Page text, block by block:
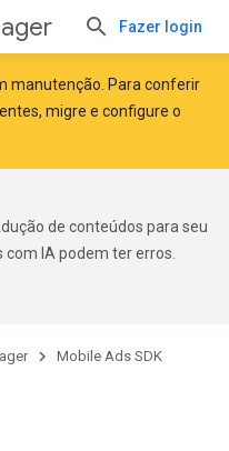
Fazer login
manutenção. Para conferir
migre e configure o
de conteúdos para seu
IA podem ter erros.
Mobile Ads SDK